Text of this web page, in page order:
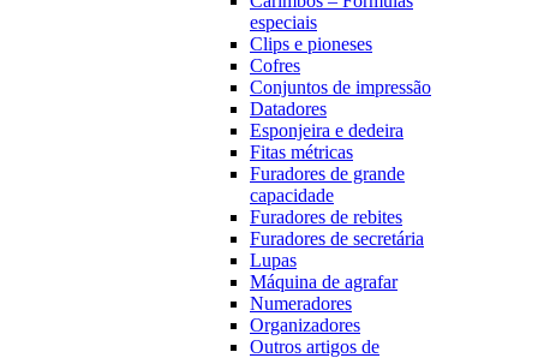
especiais
Clips e pioneses
Cofres
Conjuntos de impressão
Datadores
Esponjeira e dedeira
Fitas métricas
Furadores de grande
capacidade
Furadores de rebites
Furadores de secretária
Lupas
Máquina de agrafar
Numeradores
Organizadores
Outros artigos de